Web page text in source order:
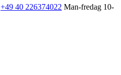
+49 40 226374022 Man-fredag 10-